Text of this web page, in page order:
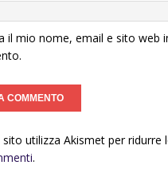
il mio nome, email e sito web
utilizza Akismet per ridurre
.